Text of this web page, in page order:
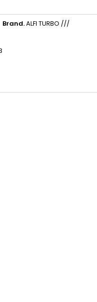
Brand.ALFI TURBO ///